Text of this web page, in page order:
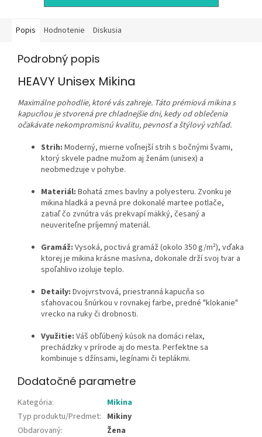
Popis Hodnotenie Diskusia
Podrobný popis
HEAVY Unisex Mikina
Maximálne pohodlie, ktoré vás zahreje. Táto prémiová mikina s
kapucňou je stvorená pre chladnejšie dni, kedy od oblečenia
očakávate nekompromisnú kvalitu, pevnosť a štýlový vzhľad.
Strih: Moderný, mierne voľnejší strih s bočnými švami,
ktorý skvele padne mužom aj ženám (unisex) a
neobmedzuje v pohybe.
Materiál: Bohatá zmes bavlny a polyesteru. Zvonku je
mikina hladká a pevná pre dokonalé martee potlače,
zatiaľ čo zvnútra vás prekvapí mäkký, česaný a
neuveriteľne príjemný materiál.
Gramáž: Vysoká, poctivá gramáž (okolo 350 g/m²), vďaka
ktorej je mikina krásne masívna, dokonale drží svoj tvar a
spoľahlivo izoluje teplo.
Detaily: Dvojvrstvová, priestranná kapucňa so
sťahovacou šnúrkou v rovnakej farbe, predné "klokanie"
vrecko na ruky či drobnosti.
Využitie: Váš obľúbený kúsok na domáci relax,
prechádzky v prírode aj do mesta. Perfektne sa
kombinuje s džínsami, legínami či teplákmi.
Dodatočné parametre
Kategória:
Mikina
Typ produktu/Predmet: Mikiny
Obdarovaný:
Žena